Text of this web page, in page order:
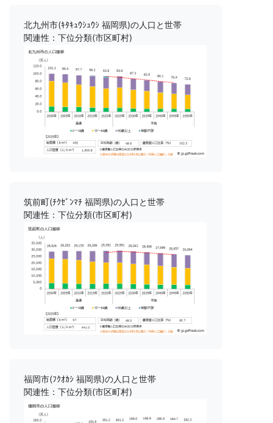
北九州市(ｷﾀｷｭｳｼｭｳｼ 福岡県)の人口と世帯
関連性：下位分類(市区町村)
筑前町(ﾁｸｾﾞﾝﾏﾁ 福岡県)の人口と世帯
関連性：下位分類(市区町村)
福岡市(ﾌｸｵｶｼ 福岡県)の人口と世帯
関連性：下位分類(市区町村)